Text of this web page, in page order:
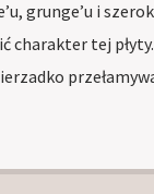
grunge’u i
charakter tej